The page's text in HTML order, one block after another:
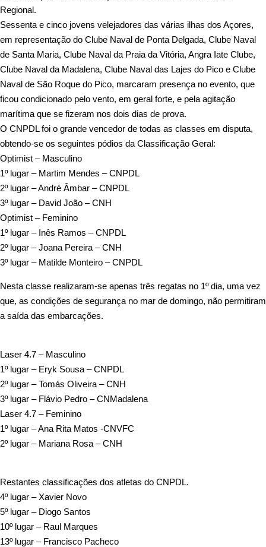
Regional.
Sessenta e cinco jovens velejadores das várias ilhas dos Açores,
em representação do Clube Naval de Ponta Delgada, Clube Naval
de Santa Maria, Clube Naval da Praia da Vitória, Angra Iate Clube,
Clube Naval da Madalena, Clube Naval das Lajes do Pico e Clube
Naval de São Roque do Pico, marcaram presença no evento, que
ficou condicionado pelo vento, em geral forte, e pela agitação
marítima que se fizeram nos dois dias de prova.
O CNPDL foi o grande vencedor de todas as classes em disputa,
obtendo-se os seguintes pódios da Classificação Geral:
Optimist – Masculino
1º lugar – Martim Mendes – CNPDL
2º lugar – André Âmbar – CNPDL
3º lugar – David João – CNH
Optimist – Feminino
1º lugar – Inês Ramos – CNPDL
2º lugar – Joana Pereira – CNH
3º lugar – Matilde Monteiro – CNPDL
Nesta classe realizaram-se apenas três regatas no 1º dia, uma vez
que, as condições de segurança no mar de domingo, não permitiram
a saída das embarcações.
Laser 4.7 – Masculino
1º lugar – Eryk Sousa – CNPDL
2º lugar – Tomás Oliveira – CNH
3º lugar – Flávio Pedro – CNMadalena
Laser 4.7 – Feminino
1º lugar – Ana Rita Matos -CNVFC
2º lugar – Mariana Rosa – CNH
Restantes classificações dos atletas do CNPDL.
4º lugar – Xavier Novo
5º lugar – Diogo Santos
10º lugar – Raul Marques
13º lugar – Francisco Pacheco